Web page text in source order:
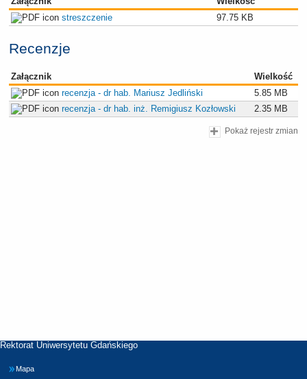
streszczenie
97.75 KB
Recenzje
Załącznik
Wielkość
recenzja - dr hab. Mariusz Jedliński
5.85 MB
recenzja - dr hab. inż. Remigiusz Kozłowski
2.35 MB
Pokaż rejestr zmian
Rektorat Uniwersytetu Gdańskiego
Mapa